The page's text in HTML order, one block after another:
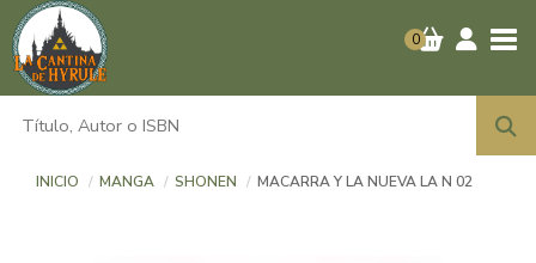
0
INICIO MANGA SHONEN MACARRA Y LA NUEVA LA N 02